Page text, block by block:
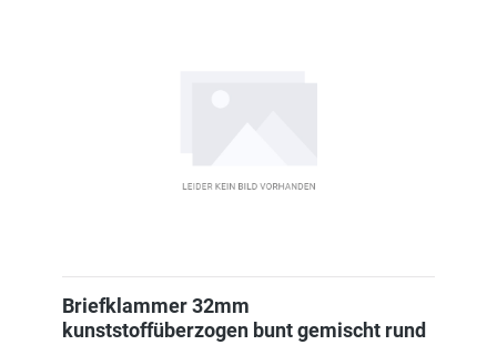
Briefklammer 32mm
kunststoffüberzogen bunt gemischt rund